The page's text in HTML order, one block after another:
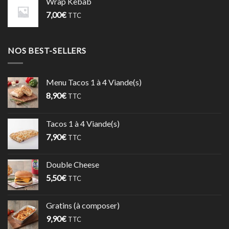
7,00€ TTC
NOS BEST-SELLERS
Menu Tacos 1 à 4 Viande(s)
8,90€ TTC
Tacos 1 à 4 Viande(s)
7,90€ TTC
Double Cheese
5,50€ TTC
Gratins (à composer)
9,90€ TTC